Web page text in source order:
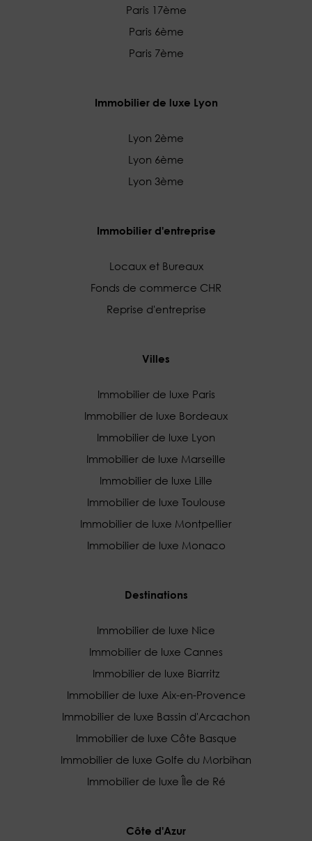
Paris 17ème
Paris 6ème
Paris 7ème
Immobilier de luxe Lyon
Lyon 2ème
Lyon 6ème
Lyon 3ème
Immobilier d'entreprise
Locaux et Bureaux
Fonds de commerce CHR
Reprise d'entreprise
Villes
Immobilier de luxe Paris
Immobilier de luxe Bordeaux
Immobilier de luxe Lyon
Immobilier de luxe Marseille
Immobilier de luxe Lille
Immobilier de luxe Toulouse
Immobilier de luxe Montpellier
Immobilier de luxe Monaco
Destinations
Immobilier de luxe Nice
Immobilier de luxe Cannes
Immobilier de luxe Biarritz
Immobilier de luxe Aix-en-Provence
Immobilier de luxe Bassin d'Arcachon
Immobilier de luxe Côte Basque
Immobilier de luxe Golfe du Morbihan
Immobilier de luxe Île de Ré
Côte d'Azur